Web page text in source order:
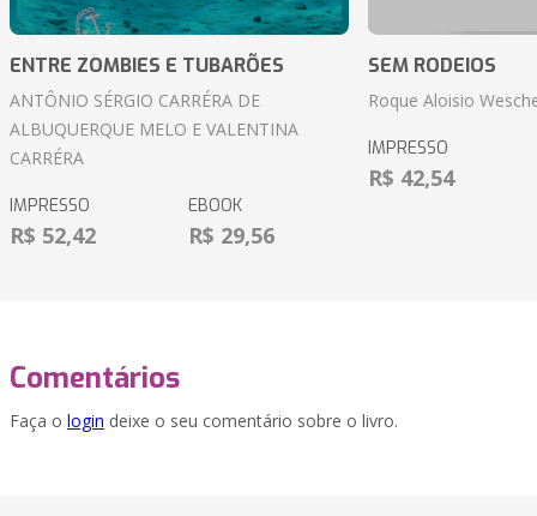
ENTRE ZOMBIES E TUBARÕES
ANTÔNIO SÉRGIO CARRÉRA DE
ALBUQUERQUE MELO E VALENTINA
CARRÉRA
IMPRESSO
R$ 52,42
EBOOK
R$ 29,56
SEM RODEIOS
Roque Aloisio
IMPRESSO
R$ 42,54
Comentários
Faça o login deixe o seu comentário sobre o livro.